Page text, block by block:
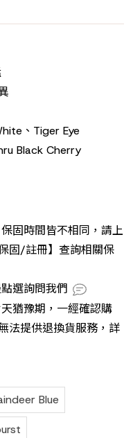
、Tiger Eye
Black Cherry
固時間皆不相同，請上
固/註冊】查詢相關保
選詢問我們
猶豫期，一經確認購
法提供退換貨服務，詳
Blue